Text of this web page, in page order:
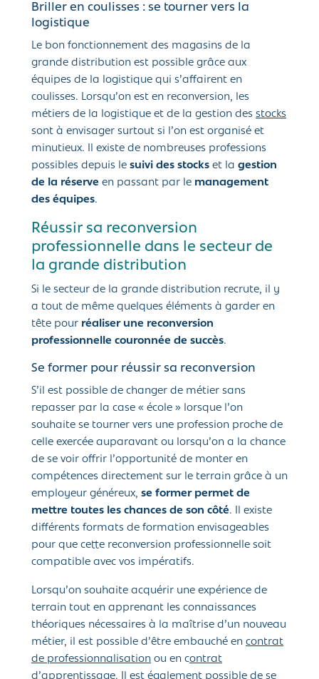
Briller en coulisses : se tourner vers la
logistique
Le bon fonctionnement des magasins de la
grande distribution est possible grâce aux
équipes de la logistique qui s’affairent en
coulisses. Lorsqu’on est en reconversion, les
métiers de la logistique et de la gestion des stocks
sont à envisager surtout si l’on est organisé et
minutieux. Il existe de nombreuses professions
possibles depuis le suivi des stocks et la gestion
de la réserve en passant par le management
des équipes.
Réussir sa reconversion
professionnelle dans le secteur de
la grande distribution
Si le secteur de la grande distribution recrute, il y
a tout de même quelques éléments à garder en
tête pour réaliser une reconversion
professionnelle couronnée de succès.
Se former pour réussir sa reconversion
S’il est possible de changer de métier sans
repasser par la case « école » lorsque l’on
souhaite se tourner vers une profession proche de
celle exercée auparavant ou lorsqu’on a la chance
de se voir offrir l’opportunité de monter en
compétences directement sur le terrain grâce à un
employeur généreux, se former permet de
mettre toutes les chances de son côté. Il existe
différents formats de formation envisageables
pour que cette reconversion professionnelle soit
compatible avec vos impératifs.
Lorsqu’on souhaite acquérir une expérience de
terrain tout en apprenant les connaissances
théoriques nécessaires à la maîtrise d’un nouveau
métier, il est possible d’être embauché en contrat
de professionnalisation ou en contrat
d’apprentissage. Il est également possible de se